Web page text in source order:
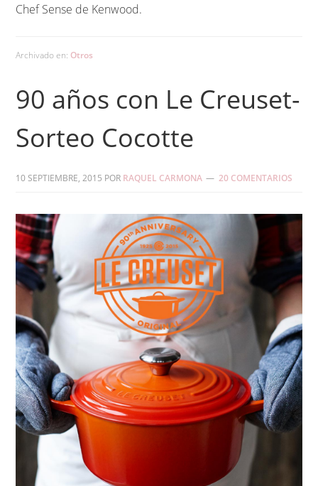
Chef Sense de Kenwood.
Archivado en: Otros
90 años con Le Creuset-
Sorteo Cocotte
10 SEPTIEMBRE, 2015 POR RAQUEL CARMONA 20 COMENTARIOS